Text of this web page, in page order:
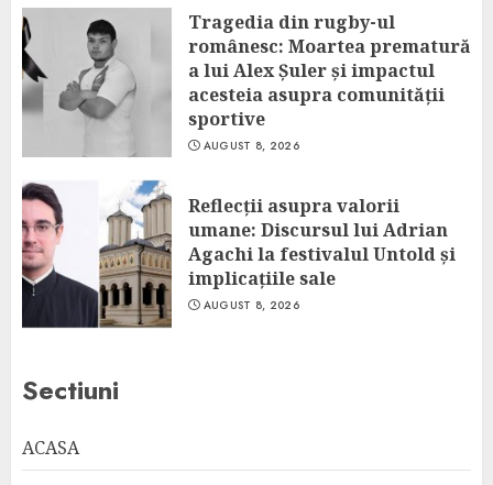
Tragedia din rugby-ul
românesc: Moartea prematură
a lui Alex Șuler și impactul
acesteia asupra comunității
sportive
AUGUST 8, 2026
Reflecții asupra valorii
umane: Discursul lui Adrian
Agachi la festivalul Untold și
implicațiile sale
AUGUST 8, 2026
Sectiuni
ACASA